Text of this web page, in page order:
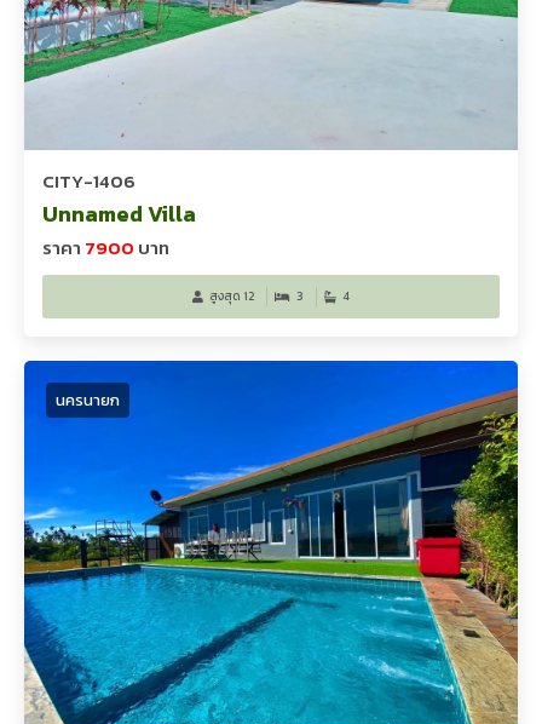
CITY-1406
Unnamed Villa
ราคา 7900 บาท
สูงสุด 12 3 4
นครนายก